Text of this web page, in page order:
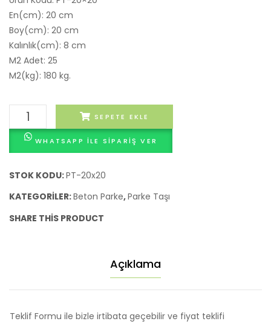
En(cm): 20 cm
Boy(cm): 20 cm
Kalınlık(cm): 8 cm
M2 Adet: 25
M2(kg): 180 kg.
Taşı
20x20x8
adet
SEPETE EKLE
WHATSAPP ILE SIPARIŞ VER
STOK KODU:PT-20x20
KATEGORILER:Beton Parke,Parke Taşı
SHARE THIS PRODUCT
Açıklama
Teklif Formu ile bizle irtibata geçebilir ve fiyat teklifi